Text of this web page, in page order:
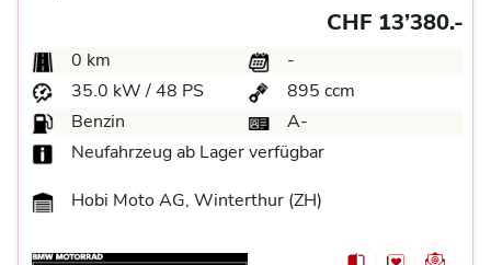
CHF 13’380.-
0 km
-
35.0 kW / 48 PS
895 ccm
Benzin
A-
Neufahrzeug ab Lager verfügbar
Hobi Moto AG, Winterthur (ZH)